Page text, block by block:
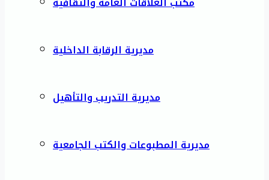
مديرية الرقابة الداخلية
مديرية التدريب والتأهيل
مديرية المطبوعات والكتب الجامعية